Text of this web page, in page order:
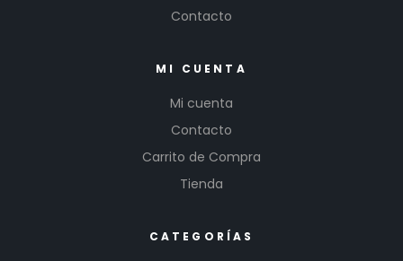
Contacto
MI CUENTA
Mi cuenta
Contacto
Carrito de Compra
Tienda
CATEGORÍAS